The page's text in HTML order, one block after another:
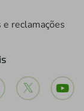
reclamações